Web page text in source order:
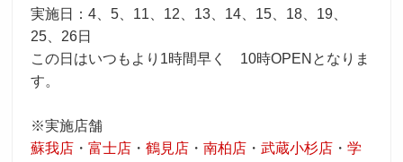
会社概要
IR情報
通販サイト
お問い合わせ
採用トップ
新卒採用
中途採用
実施日：4、5、11、12、13、14、15、18、19、
25、26日
この日はいつもより1時間早く 10時OPENとなりま
す。
※実施店舗
蘇我店 ・富士店 ・鶴見店 ・南柏店 ・武蔵小杉店 ・学